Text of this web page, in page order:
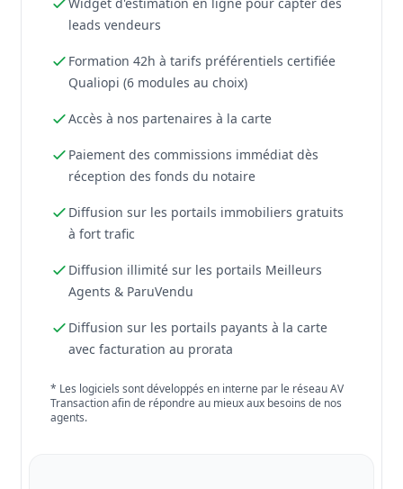
Widget d'estimation en ligne pour capter des
leads vendeurs
Formation 42h à tarifs préférentiels certifiée
Qualiopi (6 modules au choix)
Accès à nos partenaires à la carte
Paiement des commissions immédiat dès
réception des fonds du notaire
Diffusion sur les portails immobiliers gratuits
à fort trafic
Diffusion illimité sur les portails Meilleurs
Agents & ParuVendu
Diffusion sur les portails payants à la carte
avec facturation au prorata
* Les logiciels sont développés en interne par le réseau AV
Transaction afin de répondre au mieux aux besoins de nos
agents.